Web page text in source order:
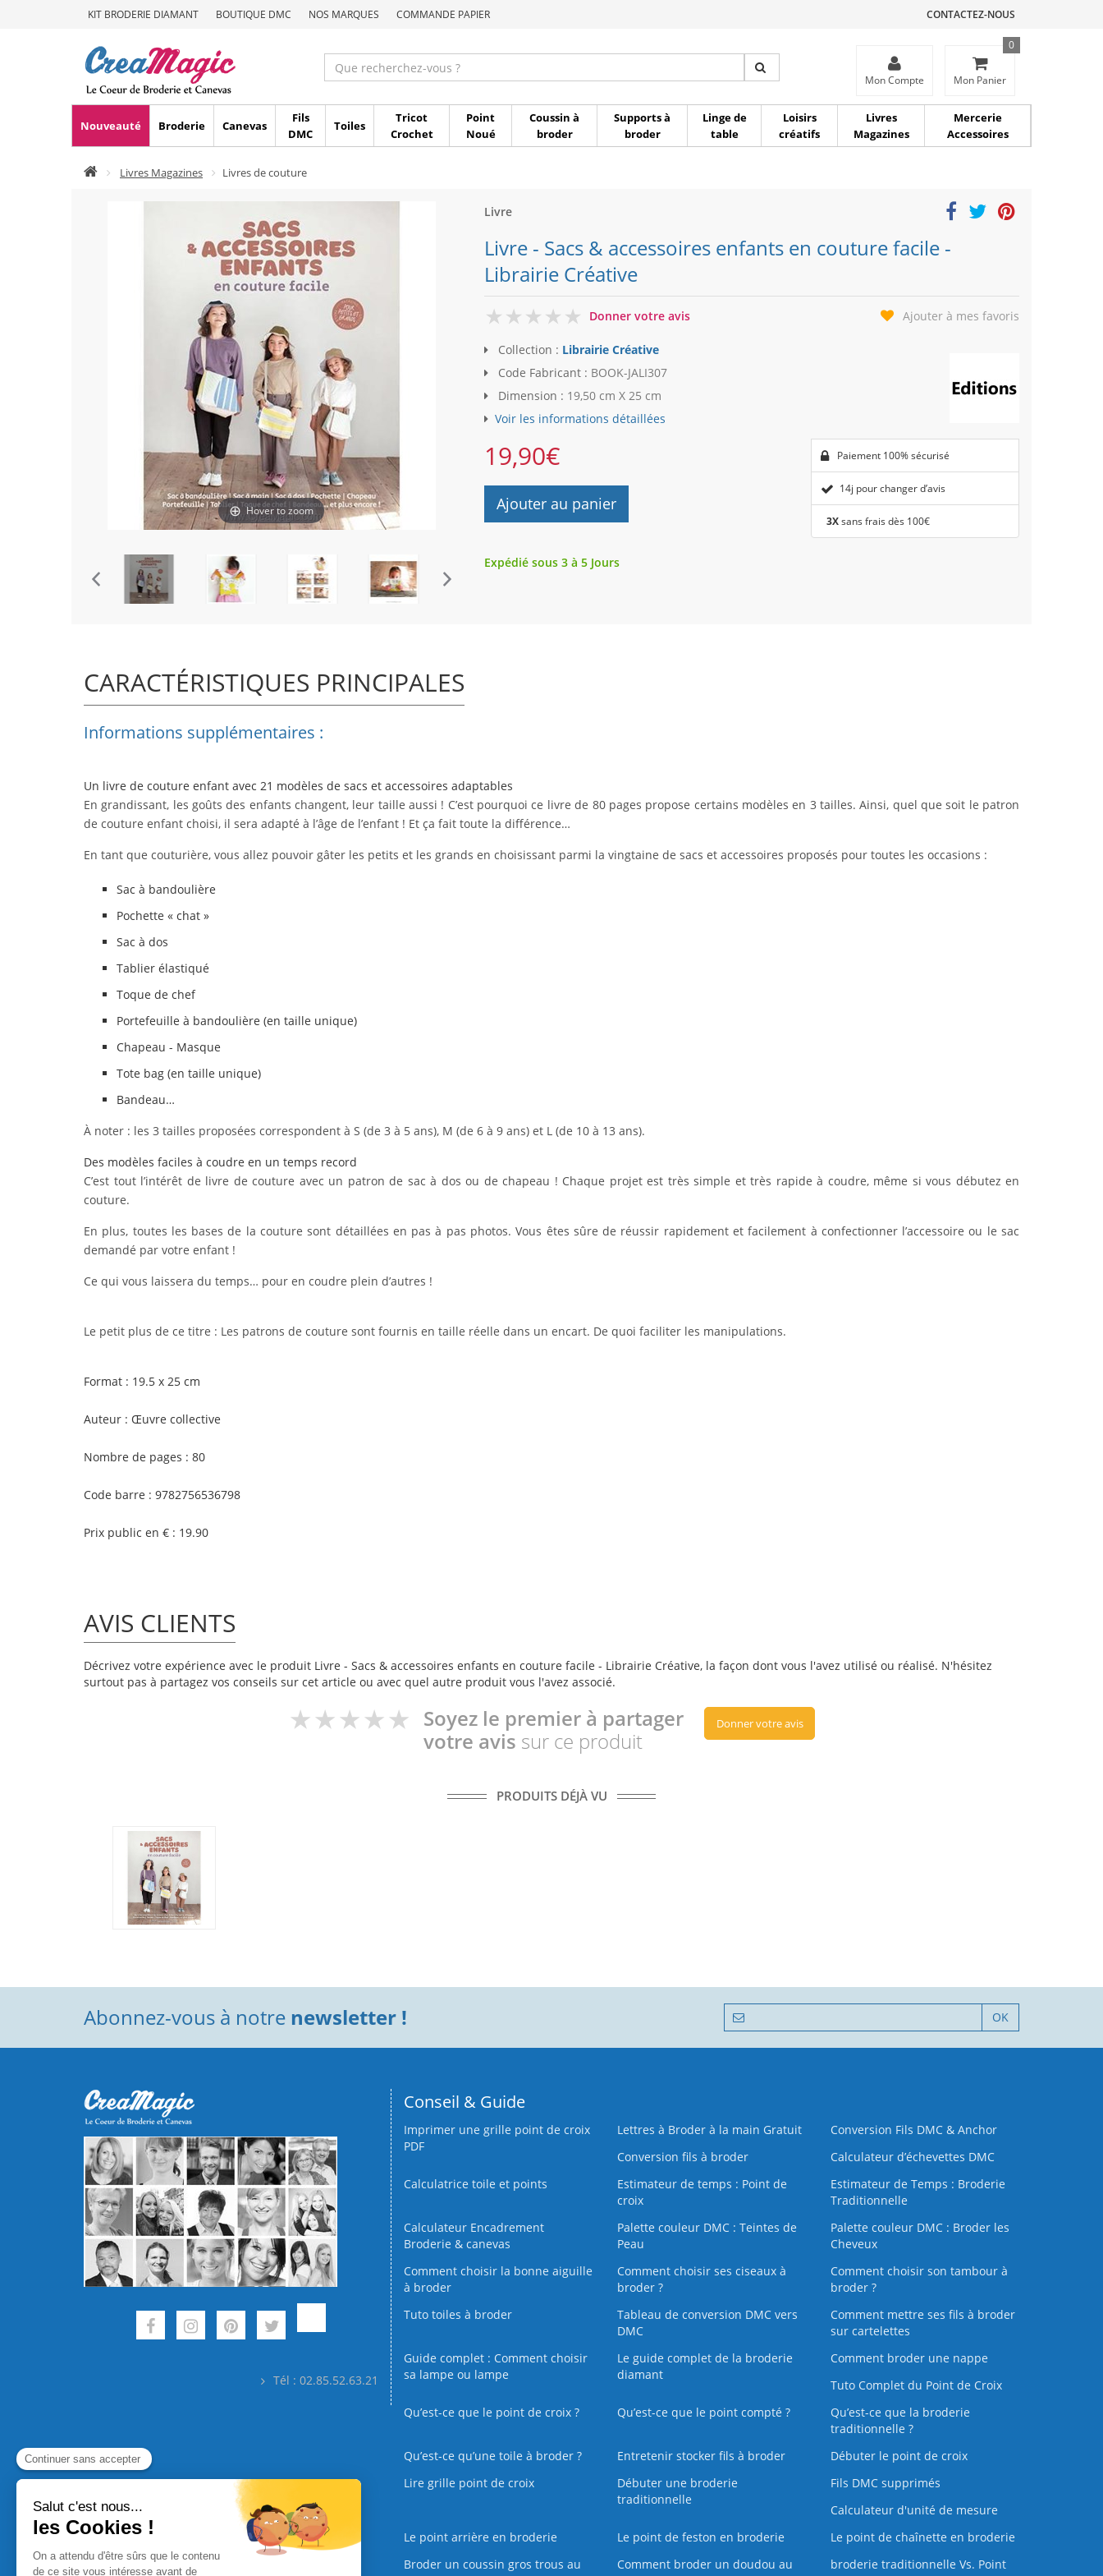
KIT BRODERIE DIAMANT BOUTIQUE DMC NOS MARQUES COMMANDE PAPIER CONTACTEZ-NOUS
Mon Compte Mon Panier
0
Nouveauté Broderie Canevas
Fils
DMC
Toiles
Tricot
Crochet
Point
Noué
Coussin à
broder
Supports à
broder
Linge de
table
Loisirs
créatifs
Livres
Magazines
Mercerie
Accessoires
Livres Magazines Livres de couture
Hover to zoom
Livre
Livre - Sacs & accessoires enfants en couture facile -
Librairie Créative
0
Donner votre avis Ajouter à mes favoris
Collection : Librairie Créative
Code Fabricant : BOOK-JALI307
Dimension : 19,50 cm X 25 cm
Voir les informations détaillées
19,90€
Ajouter au panier
Paiement 100% sécurisé
14j pour changer d’avis
3Xsans frais dès 100€
Expédié sous 3 à 5 Jours
CARACTÉRISTIQUES PRINCIPALES
Informations supplémentaires :
Un livre de couture enfant avec 21 modèles de sacs et accessoires adaptables
En grandissant, les goûts des enfants changent, leur taille aussi ! C’est pourquoi ce livre de 80 pages propose certains modèles en 3 tailles. Ainsi, quel que soit le patron
de couture enfant choisi, il sera adapté à l’âge de l’enfant ! Et ça fait toute la différence…
En tant que couturière, vous allez pouvoir gâter les petits et les grands en choisissant parmi la vingtaine de sacs et accessoires proposés pour toutes les occasions :
Sac à bandoulière
Pochette « chat »
Sac à dos
Tablier élastiqué
Toque de chef
Portefeuille à bandoulière (en taille unique)
Chapeau - Masque
Tote bag (en taille unique)
Bandeau…
À noter : les 3 tailles proposées correspondent à S (de 3 à 5 ans), M (de 6 à 9 ans) et L (de 10 à 13 ans).
Des modèles faciles à coudre en un temps record
C’est tout l’intérêt de livre de couture avec un patron de sac à dos ou de chapeau ! Chaque projet est très simple et très rapide à coudre, même si vous débutez en
couture.
En plus, toutes les bases de la couture sont détaillées en pas à pas photos. Vous êtes sûre de réussir rapidement et facilement à confectionner l’accessoire ou le sac
demandé par votre enfant !
Ce qui vous laissera du temps… pour en coudre plein d’autres !
Le petit plus de ce titre : Les patrons de couture sont fournis en taille réelle dans un encart. De quoi faciliter les manipulations.
Format : 19.5 x 25 cm
Auteur : Œuvre collective
Nombre de pages : 80
Code barre : 9782756536798
Prix public en € : 19.90
AVIS CLIENTS
Décrivez votre expérience avec le produit Livre - Sacs & accessoires enfants en couture facile - Librairie Créative, la façon dont vous l'avez utilisé ou réalisé. N'hésitez
surtout pas à partagez vos conseils sur cet article ou avec quel autre produit vous l'avez associé.
Soyez le premier à partager
votre avis sur ce produit
Donner votre avis
PRODUITS DÉJÀ VU
Abonnez-vous à notre newsletter ! OK
Tél : 02.85.52.63.21
Conseil & Guide
Imprimer une grille point de croix
PDF
Lettres à Broder à la main Gratuit
Conversion Fils DMC & Anchor
Conversion fils à broder
Calculateur d’échevettes DMC
Calculatrice toile et points
Estimateur de temps : Point de
croix
Estimateur de Temps : Broderie
Traditionnelle
Calculateur Encadrement
Broderie & canevas
Palette couleur DMC : Teintes de
Peau
Palette couleur DMC : Broder les
Cheveux
Comment choisir la bonne aiguille
à broder
Comment choisir ses ciseaux à
broder ?
Comment choisir son tambour à
broder ?
Tuto toiles à broder
Tableau de conversion DMC vers
DMC
Comment mettre ses fils à broder
sur cartelettes
Guide complet : Comment choisir
sa lampe ou lampe
Le guide complet de la broderie
diamant
Comment broder une nappe
Tuto Complet du Point de Croix
Qu’est-ce que le point de croix ?
Qu’est-ce que le point compté ?
Qu’est-ce que la broderie
traditionnelle ?
Qu’est‑ce qu’une toile à broder ?
Entretenir stocker fils à broder
Débuter le point de croix
Lire grille point de croix
Débuter une broderie
traditionnelle
Fils DMC supprimés
Calculateur d'unité de mesure
Le point arrière en broderie
Le point de feston en broderie
Le point de chaînette en broderie
Broder un coussin gros trous au
Comment broder un doudou au
broderie traditionnelle Vs. Point